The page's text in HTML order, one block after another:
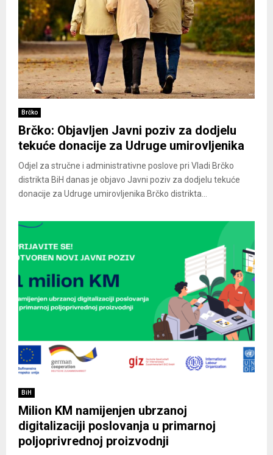
Brčko
Brčko: Objavljen Javni poziv za dodjelu
tekuće donacije za Udruge umirovljenika
Odjel za stručne i administrativne poslove pri Vladi Brčko
distrikta BiH danas je objavo Javni poziv za dodjelu tekuće
donacije za Udruge umirovljenika Brčko distrikta...
BiH
Milion KM namijenjen ubrzanoj
digitalizaciji poslovanja u primarnoj
poljoprivrednoj proizvodnji